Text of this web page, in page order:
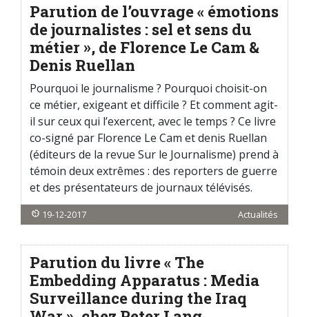
Parution de l’ouvrage « émotions
de journalistes : sel et sens du
métier », de Florence Le Cam &
Denis Ruellan
Pourquoi le journalisme ? Pourquoi choisit-on
ce métier, exigeant et difficile ? Et comment agit-
il sur ceux qui l’exercent, avec le temps ? Ce livre
co-signé par Florence Le Cam et denis Ruellan
(éditeurs de la revue Sur le Journalisme) prend à
témoin deux extrêmes : des reporters de guerre
et des présentateurs de journaux télévisés.
19-12-2017 Actualités
Parution du livre « The
Embedding Apparatus : Media
Surveillance during the Iraq